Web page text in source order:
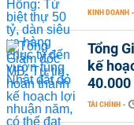
KINH DOANH -
Tổng
kế
TÀI CHÍNH -